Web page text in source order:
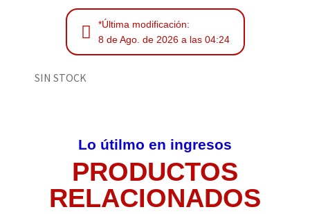
*Última modificación:
8 de Ago. de 2026 a las 04:24
SIN STOCK
Lo útilmo en ingresos
PRODUCTOS
RELACIONADOS